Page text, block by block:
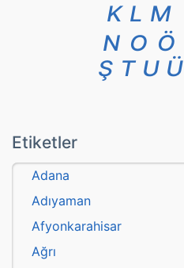
K L M
N O Ö
Ş T U Ü
Etiketler
Adana
Adıyaman
Afyonkarahisar
Ağrı